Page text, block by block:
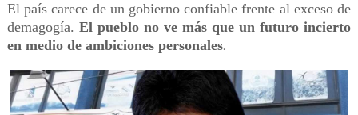
El país carece de un gobierno confiable frente al exceso de
demagogía. El pueblo no ve más que un futuro incierto
en medio de ambiciones personales.